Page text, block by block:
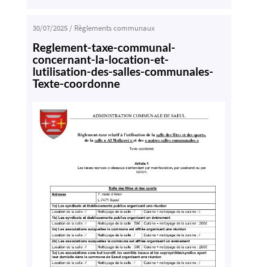
30/07/2025/ Règlements communaux
Reglement-taxe-communal-
concernant-la-location-et-
lutilisation-des-salles-communales-
Texte-coordonne